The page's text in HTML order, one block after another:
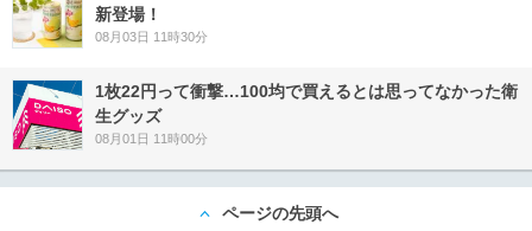
新登場！
08月03日 11時30分
1枚22円って衝撃…100均で買えるとは思ってなかった衛
生グッズ
08月01日 11時00分
ページの先頭へ